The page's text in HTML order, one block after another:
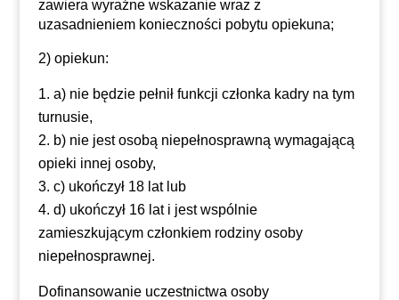
zawiera wyraźne wskazanie wraz z
uzasadnieniem konieczności pobytu opiekuna;
2) opiekun:
a) nie będzie pełnił funkcji członka kadry na tym
turnusie,
b) nie jest osobą niepełnosprawną wymagającą
opieki innej osoby,
c) ukończył 18 lat lub
d) ukończył 16 lat i jest wspólnie
zamieszkującym członkiem rodziny osoby
niepełnosprawnej.
Dofinansowanie uczestnictwa osoby